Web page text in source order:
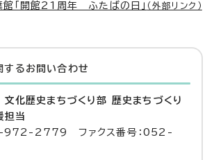
館「開館21周年 ふたばの日」 （外部リンク）
する お問い合わせ
化歴史まちづくり部 歴史まちづくり
担当
972-2779 ファクス番号：052-